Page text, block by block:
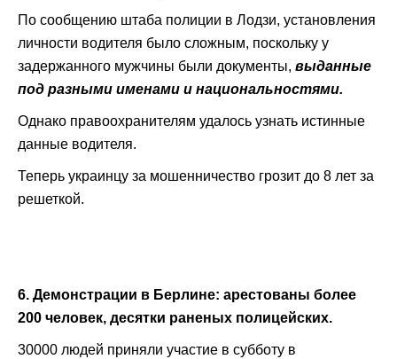
По сообщению штаба полиции в Лодзи, установления
личности водителя было сложным, поскольку у
задержанного мужчины были документы, выданные
под разными именами и национальностями.
Однако правоохранителям удалось узнать истинные
данные водителя.
Теперь украинцу за мошенничество грозит до 8 лет за
решеткой.
6. Демонстрации в Берлине: арестованы более
200 человек, десятки раненых полицейских.
30000 людей приняли участие в субботу в